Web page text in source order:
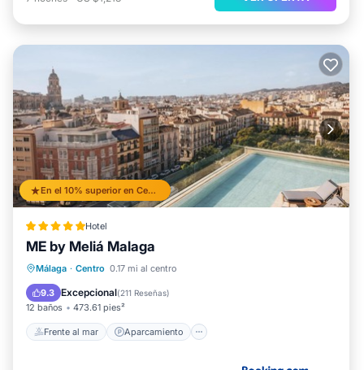
En el 10% superior en Centro
Hotel
ME by Meliá Malaga
Málaga · Centro 0.17 mi al centro
9.3 Excepcional(211 Reseñas)
12 baños 473.61 pies²
Frente al mar Aparcamiento
Frente al mar Aparcamiento
Vista al mar